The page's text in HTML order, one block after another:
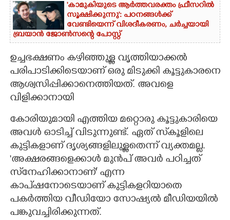
'കാമുകിയുടെ ആർത്തവരക്തം ഫ്രീസറിൽ
സൂക്ഷിക്കുന്നു': പഠനങ്ങൾക്ക്
വേണ്ടിയെന്ന് വിശദീകരണം,​ ചർച്ചയായി
ബ്രയാൻ ജോൺസന്റെ പോസ്റ്റ്
ഉച്ചഭക്ഷണം കഴിഞ്ഞുള്ള വൃത്തിയാക്കൽ
പരിപാടിക്കിടെയാണ് ഒരു മിടുക്കി കൂട്ടുകാരനെ
ആശ്വസിപ്പിക്കാനെത്തിയത്. അവളെ
വിളിക്കാനായി
കോരിയുമായി എത്തിയ മറ്റൊരു കൂട്ടുകാരിയെ
അവൾ ഓടിച്ച് വിടുന്നുണ്ട്. ഏത് സ്‌കൂളിലെ
കുട്ടികളാണ് ദൃശ്യങ്ങളിലുള്ളതെന്ന് വ്യക്തമല്ല.
'അക്ഷരങ്ങളെക്കാൾ മുൻപ് അവർ പഠിച്ചത്
സ്‌നേഹിക്കാനാണ്' എന്ന
കാപ്‌ഷനോടെയാണ് കുട്ടികളറിയാതെ
പകർത്തിയ വീഡിയോ സോഷ്യൽ മീഡിയയിൽ
പങ്കുവച്ചിരിക്കുന്നത്.